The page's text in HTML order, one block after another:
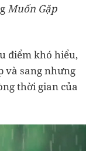
Muốn Gặp
điểm khó hiểu,
và sang nhưng
thời gian của